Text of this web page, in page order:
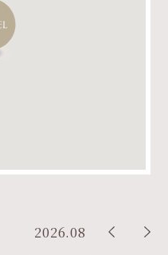
2026.08